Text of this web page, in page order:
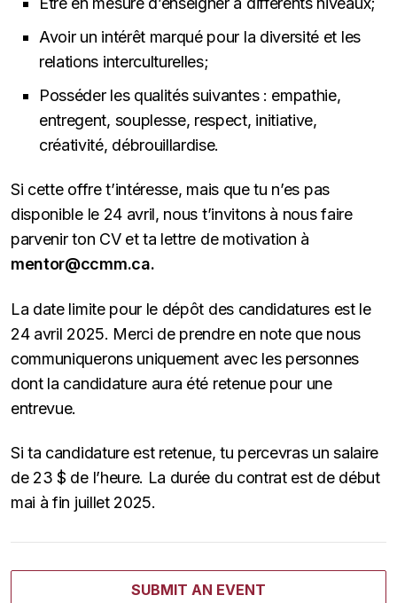
Avoir un intérêt marqué pour la diversité et les
relations interculturelles;
Posséder les qualités suivantes : empathie,
entregent, souplesse, respect, initiative,
créativité, débrouillardise.
Si cette offre t’intéresse, mais que tu n’es pas
disponible le 24 avril, nous t’invitons à nous faire
parvenir ton CV et ta lettre de motivation à
mentor@ccmm.ca.
La date limite pour le dépôt des candidatures est le
24 avril 2025. Merci de prendre en note que nous
communiquerons uniquement avec les personnes
dont la candidature aura été retenue pour une
entrevue.
Si ta candidature est retenue, tu percevras un salaire
de 23 $ de l’heure. La durée du contrat est de début
mai à fin juillet 2025.
SUBMIT AN EVENT